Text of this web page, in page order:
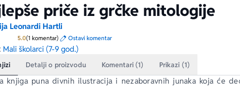
priče iz grčke mitologije
Leonardi Hartli
5.0Prosecna ocena je 5.0 od 5
(1 komentar) Ostavi komentar
Mali školarci (7-9 god.)
Detalji o proizvodu Komentari (1) Prikazi (1)
knjiga puna divnih ilustracija i nezaboravnih junaka koja će